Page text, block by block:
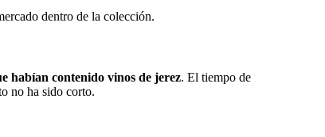
dentro de la colección.
habían contenido vinos de jerez. El tiempo de
no ha sido corto.